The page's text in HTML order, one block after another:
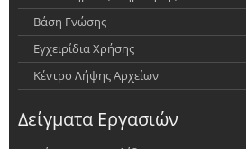
Βάση Γνώσης
Εγχειρίδια Χρήσης
Κέντρο Λήψης Αρχείων
Δείγματα Εργασιών